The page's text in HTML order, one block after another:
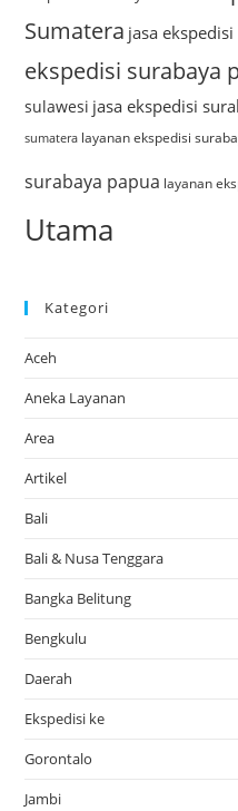
Sumatera jasa
ekspedisi surabaya
sulawesi jasa ekspedisi
sumatera layanan ekspedisi
surabaya papua layanan
Utama
Kategori
Aceh
Aneka Layanan
Area
Artikel
Bali
Bali & Nusa Tenggara
Bangka Belitung
Bengkulu
Daerah
Ekspedisi ke
Gorontalo
Jambi